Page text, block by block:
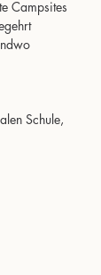
Campsites
Schule,